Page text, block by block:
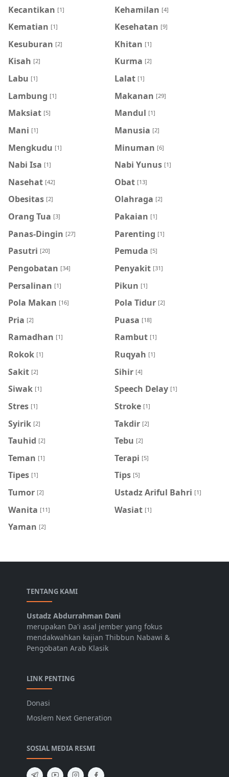
Kecantikan [1] Kehamilan [4]
Kematian [1] Kesehatan [9]
Kesuburan [2] Khitan [1]
Kisah [2] Kurma [2]
Labu [1] Lalat [1]
Lambung [1] Makanan [29]
Maksiat [5] Mandul [1]
Mani [1] Manusia [2]
Mengkudu [1] Minuman [6]
Nabi Isa [1] Nabi Yunus [1]
Nasehat [42] Obat [13]
Obesitas [2] Olahraga [2]
Orang Tua [3] Pakaian [1]
Panas-Dingin [27] Parenting [1]
Pasutri [20] Pemuda [5]
Pengobatan [34] Penyakit [31]
Persalinan [1] Pikun [1]
Pola Makan [16] Pola Tidur [2]
Pria [2] Puasa [18]
Ramadhan [1] Rambut [1]
Rokok [1] Ruqyah [1]
Sakit [2] Sihir [4]
Siwak [1] Speech Delay [1]
Stres [1] Stroke [1]
Syirik [2] Takdir [2]
Tauhid [2] Tebu [2]
Teman [1] Terapi [5]
Tipes [1] Tips [5]
Tumor [2] Ustadz Ariful Bahri [1]
Wanita [11] Wasiat [1]
Yaman [2]
TENTANG KAMI
Ustadz Abdurrahman Dani
merupakan Da'i asal jember yang fokus
mendakwahkan kajian Thibbun Nabawi &
Pengobatan Arab Klasik
LINK PENTING
Donasi
Moslem Next Generation
SOSIAL MEDIA RESMI